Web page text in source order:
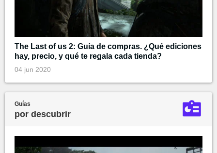
The Last of us 2: Guía de compras. ¿Qué ediciones
hay, precio, y qué te regala cada tienda?
04 jun 2020
Guías
por descubrir